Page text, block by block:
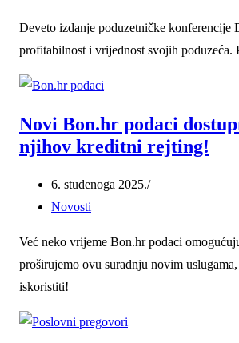
Deveto izdanje poduzetničke konferencije
profitabilnost i vrijednost svojih poduzeća.
Novi Bon.hr podaci
njihov kreditni rejting!
6. studenoga 2025.
Novosti
Već neko vrijeme Bon.hr podaci
proširujemo ovu suradnju novim
iskoristiti!